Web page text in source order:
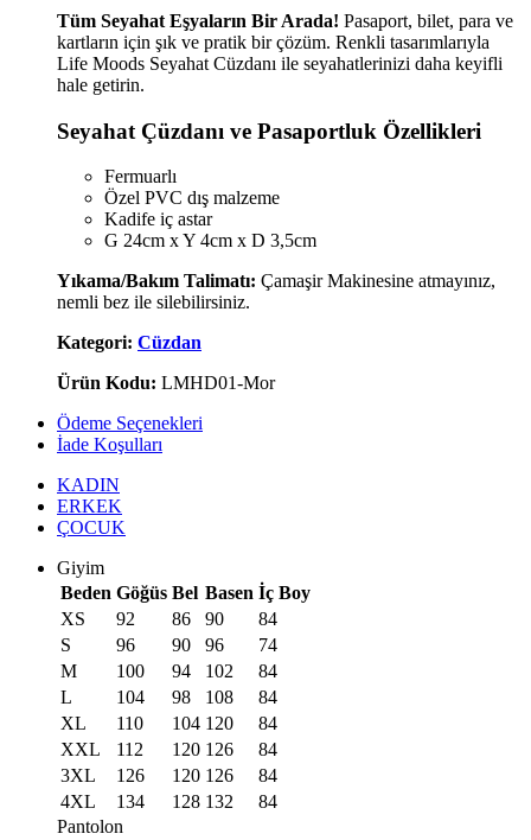
Tüm Seyahat Eşyaların Bir Arada! Pasaport, bilet, para ve
kartların için şık ve pratik bir çözüm. Renkli tasarımlarıyla
Life Moods Seyahat Cüzdanı ile seyahatlerinizi daha keyifli
hale getirin.
Seyahat Çüzdanı ve Pasaportluk Özellikleri
Fermuarlı
Özel PVC dış malzeme
Kadife iç astar
G 24cm x Y 4cm x D 3,5cm
Yıkama/Bakım Talimatı: Çamaşir Makinesine atmayınız,
nemli bez ile silebilirsiniz.
Kategori: Cüzdan
Ürün Kodu: LMHD01-Mor
Ödeme Seçenekleri
İade Koşulları
KADIN
ERKEK
ÇOCUK
Giyim
Beden Göğüs Bel Basen İç Boy
XS
92 86 90
84
S
96 90 96
74
M
100 94 102
84
L
104 98 108
84
XL
110 104 120
84
XXL
112 120 126
84
3XL
126 120 126
84
4XL
134 128 132
84
Pantolon